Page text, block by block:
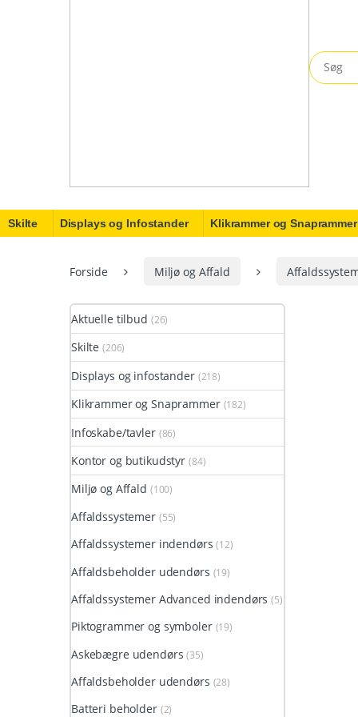
Search
Skilte Displays og Infostander Klikrammer og Snaprammer
Forside Miljø og Affald
Aktuelle tilbud (26)
Skilte (206)
Displays og infostander (218)
Klikrammer og Snaprammer (182)
Infoskabe/tavler (86)
Kontor og butikudstyr (84)
Miljø og Affald (100)
Affaldssystemer (55)
Affaldssystemer indendørs (12)
Affaldsbeholder udendørs (19)
Affaldssystemer Advanced indendørs (5)
Piktogrammer og symboler (19)
Askebægre udendørs (35)
Affaldsbeholder udendørs (28)
Batteri beholder (2)